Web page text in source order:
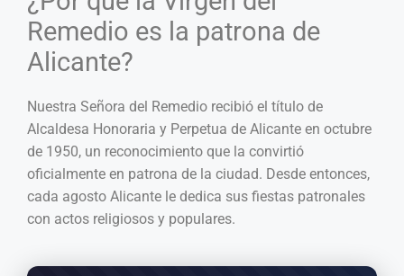
Remedio es la patrona de
Alicante?
Nuestra Señora del Remedio recibió el título de
Alcaldesa Honoraria y Perpetua de Alicante en octubre
de 1950, un reconocimiento que la convirtió
oficialmente en patrona de la ciudad. Desde entonces,
cada agosto Alicante le dedica sus fiestas patronales
con actos religiosos y populares.